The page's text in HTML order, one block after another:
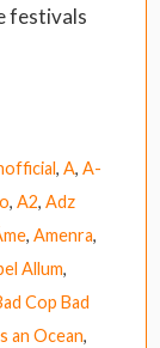
festivals
, A, A-
, A2, Adz
, Amenra,
Allum,
Cop Bad
an Ocean,